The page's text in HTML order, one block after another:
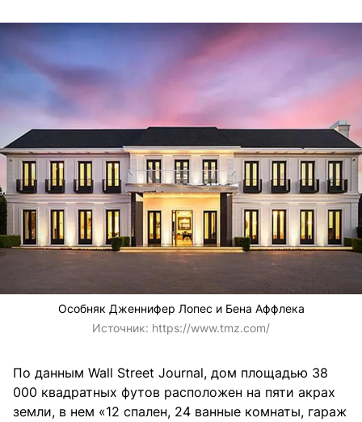
Особняк Дженнифер Лопес и Бена Аффлека
Источник: https://www.tmz.com/
По данным Wall Street Journal, дом площадью 38
000 квадратных футов расположен на пяти акрах
земли, в нем «12 спален, 24 ванные комнаты, гараж